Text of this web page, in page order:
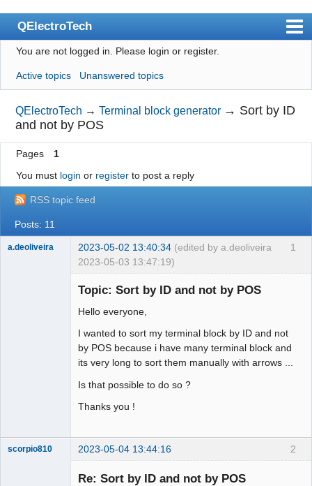
QElectroTech
Index
User list
Search
Register
Login
Site officiel
Wiki
BugTracker
Manual 0.8_cs
Google_Search
You are not logged in. Please login or register.
Active topics Unanswered topics
QElectroTech →Terminal block generator → Sort by ID
and not by POS
Pages
1
You must login or registerto post a reply
RSS topic feed
Posts: 11
1
a.deoliveira 2023-05-02 13:40:34 (edited by a.deoliveira
2023-05-03 13:47:19)
Topic: Sort by ID and not by POS
Hello everyone,
I wanted to sort my terminal block by ID and not
by POS because i have many terminal block and
its very long to sort them manually with arrows ...
Is that possible to do so ?
Thanks you !
2
scorpio810 2023-05-04 13:44:16
Re: Sort by ID and not by POS